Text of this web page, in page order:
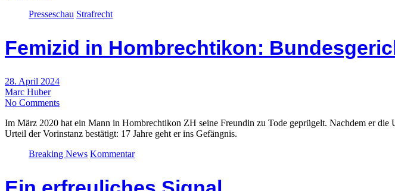
Presseschau Strafrecht
Femizid in Hombrechtikon:
28. April 2024
Marc Huber
No Comments
Im März 2020 hat ein Mann in Hombrechtikon ZH seine Freundin zu Tode geprügelt. Nachdem er
Urteil der Vorinstanz bestätigt: 17 Jahre geht er ins Gefängnis.
Breaking News Kommentar